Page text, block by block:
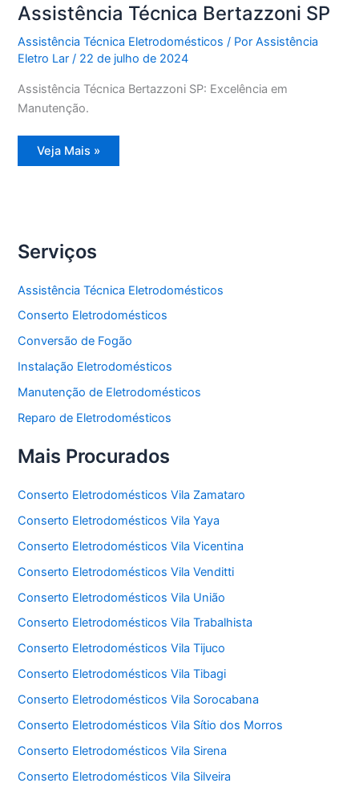
Assistência Técnica Bertazzoni SP
Assistência Técnica Eletrodomésticos / PorAssistência
Eletro Lar/ 22 de julho de 2024
Assistência Técnica Bertazzoni SP: Excelência em
Manutenção.
Assistência
Técnica
Veja Mais »
Serviços
Assistência Técnica Eletrodomésticos
Conserto Eletrodomésticos
Conversão de Fogão
Instalação Eletrodomésticos
Manutenção de Eletrodomésticos
Reparo de Eletrodomésticos
Mais Procurados
Conserto Eletrodomésticos Vila Zamataro
Conserto Eletrodomésticos Vila Yaya
Conserto Eletrodomésticos Vila Vicentina
Conserto Eletrodomésticos Vila Venditti
Conserto Eletrodomésticos Vila União
Conserto Eletrodomésticos Vila Trabalhista
Conserto Eletrodomésticos Vila Tijuco
Conserto Eletrodomésticos Vila Tibagi
Conserto Eletrodomésticos Vila Sorocabana
Conserto Eletrodomésticos Vila Sítio dos Morros
Conserto Eletrodomésticos Vila Sirena
Conserto Eletrodomésticos Vila Silveira